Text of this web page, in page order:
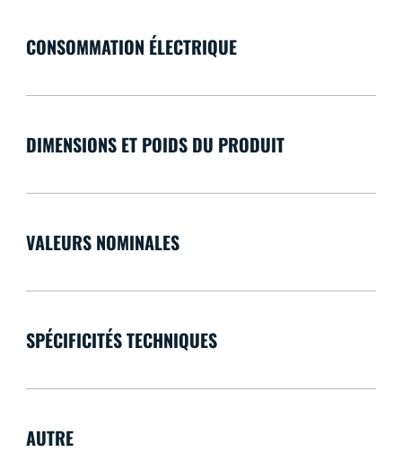
CONSOMMATION ÉLECTRIQUE
DIMENSIONS ET POIDS DU PRODUIT
VALEURS NOMINALES
SPÉCIFICITÉS TECHNIQUES
AUTRE